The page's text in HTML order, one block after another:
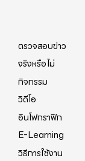
ตรวจสอบข่าว
จริงหรือไม่
กิจกรรม
วิดีโอ
อินโฟกราฟิก
E-Learning
วิธีการใช้งาน